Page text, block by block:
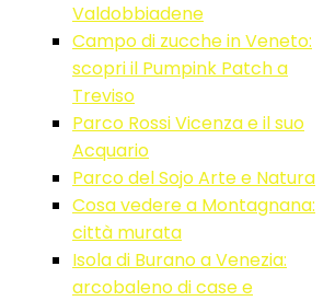
Valdobbiadene
Campo di zucche in Veneto:
scopri il Pumpink Patch a
Treviso
Parco Rossi Vicenza e il suo
Acquario
Parco del Sojo Arte e Natura
Cosa vedere a Montagnana:
città murata
Isola di Burano a Venezia:
arcobaleno di case e